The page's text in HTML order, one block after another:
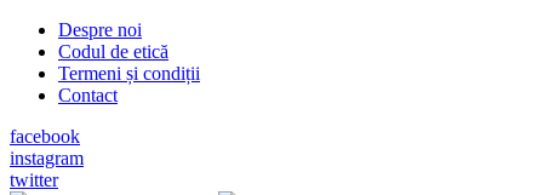
Despre noi
Codul de etică
Termeni și condiții
Contact
facebook
instagram
twitter